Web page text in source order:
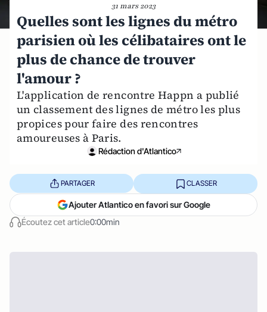
31 mars 2023
Quelles sont les lignes du métro
parisien où les célibataires ont le
plus de chance de trouver
l'amour ?
L'application de rencontre Happn a publié
un classement des lignes de métro les plus
propices pour faire des rencontres
amoureuses à Paris.
Rédaction d'Atlantico
Écoutez cet article0:00min
PARTAGER CLASSER
Ajouter Atlantico en favori sur Google